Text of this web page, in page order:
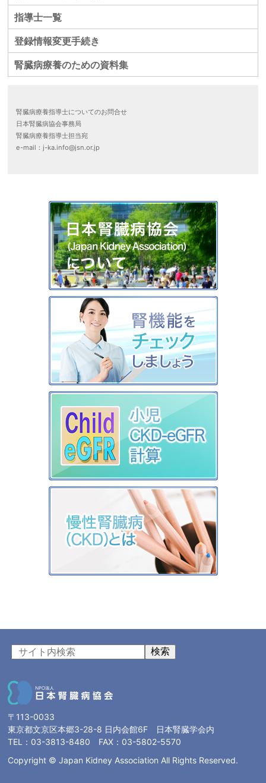
指導士一覧
登録情報変更手続き
腎臓病療養のための資料集
腎臓病療養指導士についてのお問合せ
日本腎臓病協会事務局
腎臓病療養指導士担当宛
e-mail：j-ka.info@jsn.or.jp
検索
〒113-0033
東京都文京区本郷3-28-8 日内会館6F 日本腎臓学会内
TEL：03-3813-8480 FAX：03-5802-5570
Copyright © Japan Kidney Association All Rights Reserved.